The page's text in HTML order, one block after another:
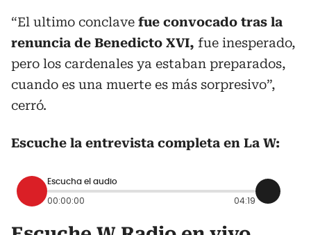
“El ultimo conclave fue convocado tras la
renuncia de Benedicto XVI, fue inesperado,
pero los cardenales ya estaban preparados,
cuando es una muerte es más sorpresivo”,
cerró.
Escuche la entrevista completa en La W:
Escucha el audio
00:00:00 04:19